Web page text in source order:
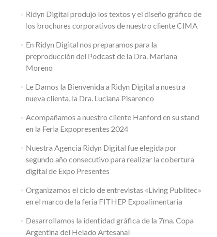
Ridyn Digital produjo los textos y el diseño gráfico de
los brochures corporativos de nuestro cliente CIMA
En Ridyn Digital nos preparamos para la
preproducción del Podcast de la Dra. Mariana
Moreno
Le Damos la Bienvenida a Ridyn Digital a nuestra
nueva clienta, la Dra. Luciana Pisarenco
Acompañamos a nuestro cliente Hanford en su stand
en la Feria Expopresentes 2024
Nuestra Agencia Ridyn Digital fue elegida por
segundo año consecutivo para realizar la cobertura
digital de Expo Presentes
Organizamos el ciclo de entrevistas «Living Publitec»
en el marco de la feria FITHEP Expoalimentaria
Desarrollamos la identidad gráfica de la 7ma. Copa
Argentina del Helado Artesanal